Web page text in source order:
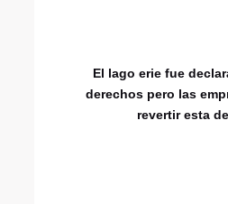
El lago erie fue
derechos pero las
revertir esta